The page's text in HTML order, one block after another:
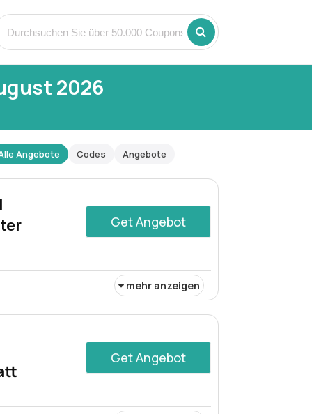
2026
Angebote Codes Angebote
Get Angebot
mehr anzeigen
Get Angebot